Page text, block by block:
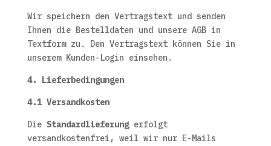
Wir speichern den Vertragstext und senden
Ihnen die Bestelldaten und unsere AGB in
Textform zu. Den Vertragstext können Sie in
unserem Kunden-Login einsehen.
4. Lieferbedingungen
4.1 Versandkosten
Die Standardlieferung erfolgt
versandkostenfrei, weil wir nur E-Mails